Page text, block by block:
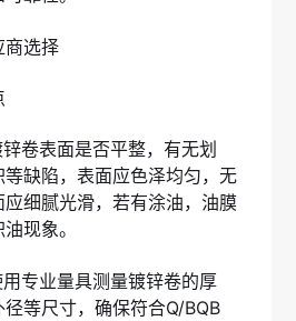
商选择
卷表面是否平整，有无划
缺陷，表面应色泽均匀，无
细腻光滑，若有涂油，油膜
现象。
专业量具测量镀锌卷的厚
等尺寸，确保符合Q/BQB